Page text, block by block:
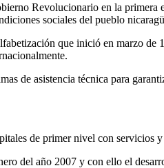
Revolucionario en la
sociales del pueblo
que inició en marzo de
de asistencia técnica para
de primer nivel con servicios
del año 2007 y con ello el